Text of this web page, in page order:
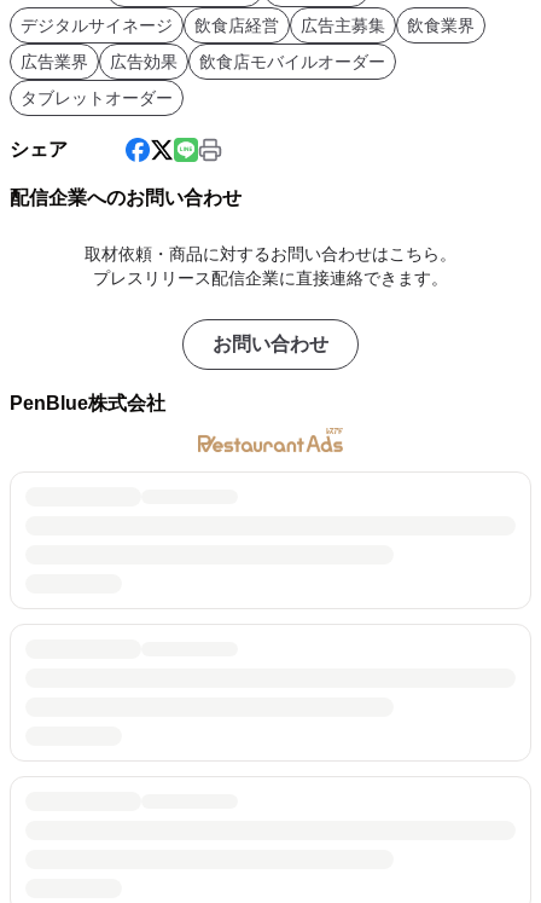
デジタルサイネージ
飲食店経営 広告主募集
飲食業界
広告業界
広告効果
飲食店モバイルオーダー
タブレットオーダー
シェア
配信企業へのお問い合わせ
取材依頼・商品に対するお問い合わせはこちら。
プレスリリース配信企業に直接連絡できます。
お問い合わせ
PenBlue株式会社